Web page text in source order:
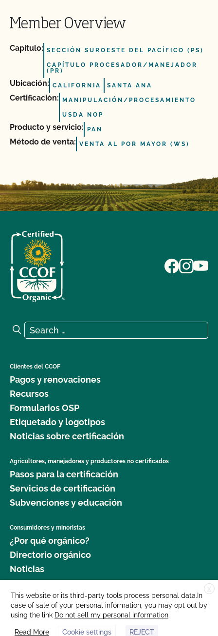
Member Overview
Capítulo: SECCIÓN SUROESTE DEL PACÍFICO (PS)
CAPÍTULO PROCESADOR/MANEJADOR
(PR)
Ubicación: CALIFORNIA SANTA ANA
Certificación: MANIPULACIÓN/PROCESAMIENTO
USDA NOP
Producto y servicio: PAN
Método de venta: VENTA AL POR MAYOR (WS)
Search for:
Search
Clientes del CCOF
Pagos y renovaciones
Recursos
Formularios OSP
Etiquetado y logotipos
Noticias sobre certificación
Agricultores, manejadores y productores no certificados
Pasos para la certificación
Servicios de certificación
Subvenciones y educación
Consumidores y minoristas
¿Por qué orgánico?
Directorio orgánico
Noticias
Donar
Carreras profesionales
Sala de prensa
X
This website or its third-party tools process personal data.In
case of sale of your personal information, you may opt out by
using the link Do not sell my personal information.
Read More Cookie settings REJECT